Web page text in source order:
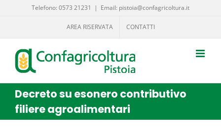
Telefono: 0573 21231 | Email: pistoia@confagricoltura.it
AREA RISERVATA CONTATTI
Decreto su esonero contributivo
filiere agroalimentari